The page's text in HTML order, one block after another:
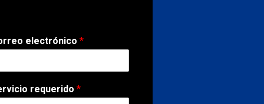
electrónico *
requerido *